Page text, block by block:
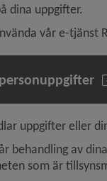
dina uppgifter.
vår e-tjänst
uppgifter eller
behandling av
som är